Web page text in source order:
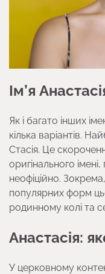
Ім’я
Як і багато інших
кілька варіантів.
Стасія. Це
оригінального
неофіційно.
популярних форм
родинному колі та
Анастасія:
У церковному